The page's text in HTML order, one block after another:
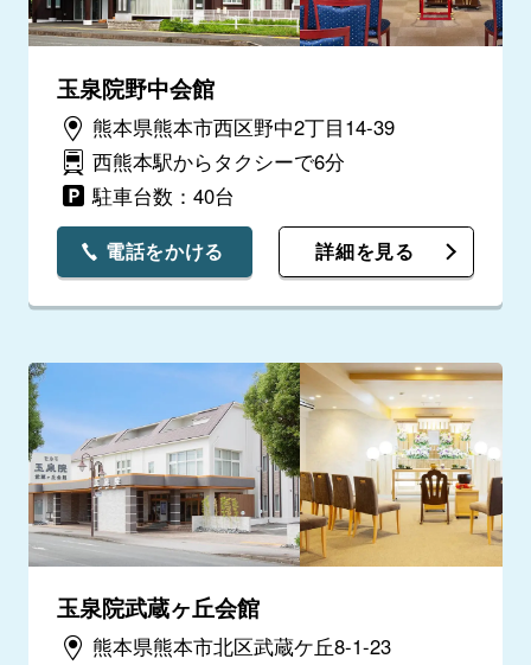
玉泉院野中会館
熊本県熊本市西区野中2丁目14-39
西熊本駅からタクシーで6分
駐車台数：40台
電話をかける 詳細を見る
玉泉院武蔵ヶ丘会館
熊本県熊本市北区武蔵ケ丘8-1-23